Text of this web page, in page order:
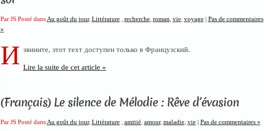
Par JS Posté dansAu goût du jour, Littérature, recherche, roman, vie, voyage | Pas de commentaires
»
И звините, этот техт доступен только в Французский.
Lire la suite de cet article »
(Français) Le silence de Mélodie : Rêve d’évasion
Par JS Posté dansAu goût du jour, Littérature, amitié, amour, maladie, vie | Pas de commentaires »